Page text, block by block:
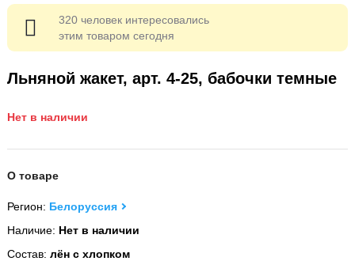
Льняной жакет, арт. 4-25, бабочки темные
Нет в наличии
О товаре
Регион: Белоруссия
Наличие: Нет в наличии
Состав: лён с хлопком
320 человек интересовались
этим товаром сегодня